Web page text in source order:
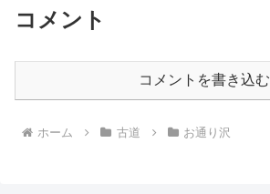
コメント
コメントを書き込む
ホーム 古道 お通り沢